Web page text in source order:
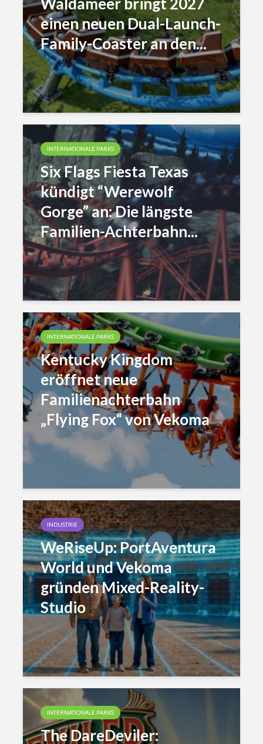
einen neuen Dual-Launch-
Family-Coaster an den...
INTERNATIONALE PARKS
Six Flags Fiesta Texas
kündigt “Werewolf
Gorge” an: Die längste
Familien-Achterbahn...
INTERNATIONALE PARKS
Kentucky Kingdom
eröffnet neue
Familienachterbahn
„Flying Fox“ von Vekoma
INDUSTRIE
WeRiseUp: PortAventura
World und Vekoma
gründen Mixed-Reality-
Studio
INTERNATIONALE PARKS
The DareDeviler: